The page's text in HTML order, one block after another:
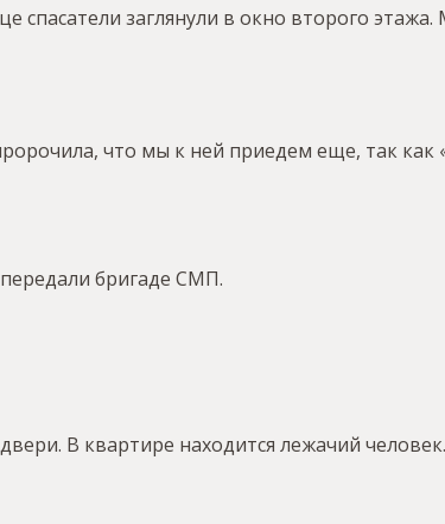
заглянули в окно второго
что мы к ней приедем еще, так как
бригаде СМП.
В квартире находится лежачий